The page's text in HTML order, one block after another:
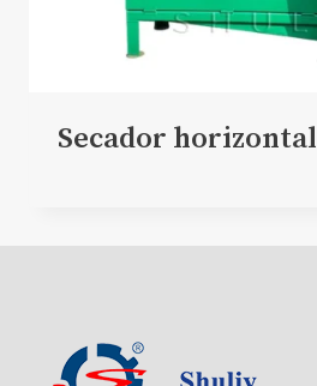
Secador horizontal